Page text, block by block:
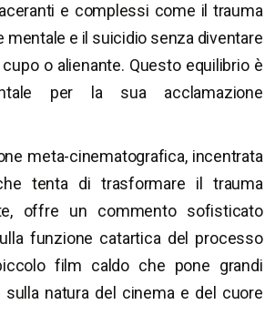
e complessi come il trauma
mentale e il suicidio senza diventare
o alienante. Questo equilibrio è
per la sua acclamazione
meta-cinematografica, incentrata
tenta di trasformare il trauma
offre un commento sofisticato
funzione catartica del processo
film caldo che pone grandi
sulla natura del cinema e del cuore